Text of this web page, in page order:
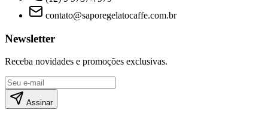
contato@saporegelatocaffe.com.br
Newsletter
Receba novidades e promoções exclusivas.
Assinar